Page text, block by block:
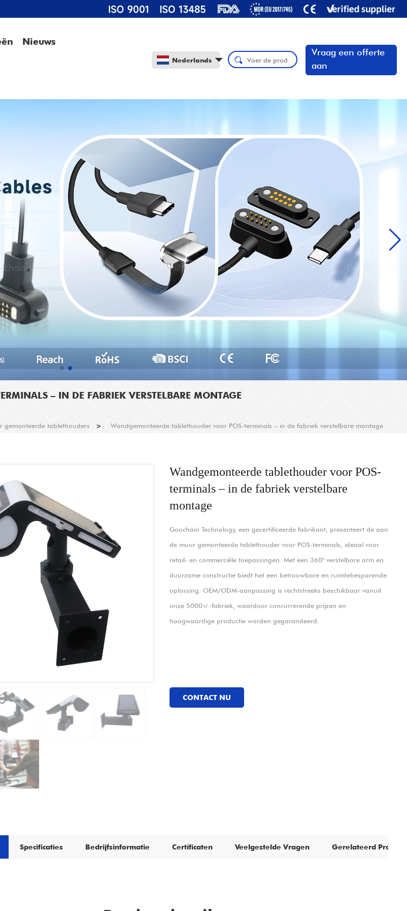
Nieuws
Nederlands
Vraag een offerte
aan
– IN DE FABRIEK VERSTELBARE MONTAGE
gemonteerde tablethouders > Wandgemonteerde tablethouder voor POS-terminals – in de fabriek verstelbare montage
Wandgemonteerde tablethouder voor POS-
terminals – in de fabriek verstelbare
montage
Goochain Technology, een gecertificeerde fabrikant, presenteert de aan
de muur gemonteerde tablethouder voor POS-terminals, ideaal voor
retail- en commerciële toepassingen. Met een 360° verstelbare arm en
duurzame constructie biedt het een betrouwbare en ruimtebesparende
oplossing. OEM/ODM-aanpassing is rechtstreeks beschikbaar vanuit
onze 5000㎡-fabriek, waardoor concurrerende prijzen en
hoogwaardige productie worden gegarandeerd.
CONTACT NU
Specificaties Bedrijfsinformatie Certificaten Veelgestelde Vragen Gerelateerd Product